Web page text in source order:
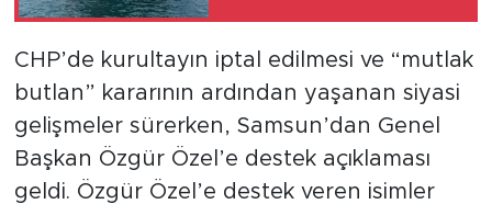
CHP’de kurultayın iptal edilmesi ve “mutlak
butlan” kararının ardından yaşanan siyasi
gelişmeler sürerken, Samsun’dan Genel
Başkan Özgür Özel’e destek açıklaması
geldi. Özgür Özel’e destek veren isimler